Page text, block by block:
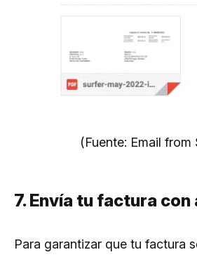
(Fuente: Email from
7. Envía tu factura
Para garantizar que tu factura